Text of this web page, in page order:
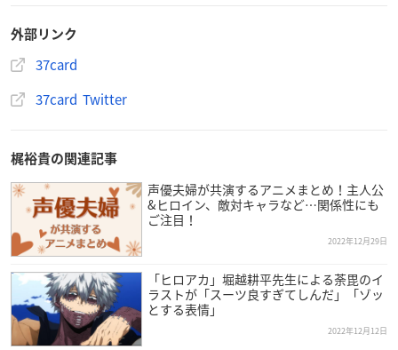
【発売元】
MOGURA ENTERTAINMENT
【販売先】
【販売期間】
2022年11月30日(水)18：00～上限数に達し次第終了
【発送について】
2022年12月23日(金)23：59までにご購入いただいた場合、年内
発送されます。
2022年12月24日(土)以降のご購入の場合、2023年1月6日(金)以
降の発送となります。
外部リンク
37card
37card Twitter
梶裕貴の関連記事
声優夫婦が共演するアニメまとめ！主人公
&ヒロイン、敵対キャラなど…関係性にも
ご注目！
2022年12月29日
「ヒロアカ」堀越耕平先生による荼毘のイ
ラストが「スーツ良すぎてしんだ」「ゾッ
とする表情」
2022年12月12日